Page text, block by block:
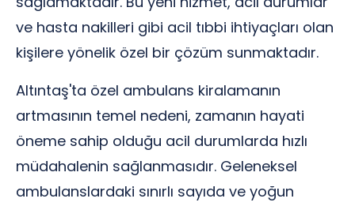
ve hasta nakilleri gibi acil tıbbi ihtiyaçları olan
kişilere yönelik özel bir çözüm sunmaktadır.
Altıntaş'ta özel ambulans kiralamanın
artmasının temel nedeni, zamanın hayati
öneme sahip olduğu acil durumlarda hızlı
müdahalenin sağlanmasıdır. Geleneksel
ambulanslardaki sınırlı sayıda ve yoğun